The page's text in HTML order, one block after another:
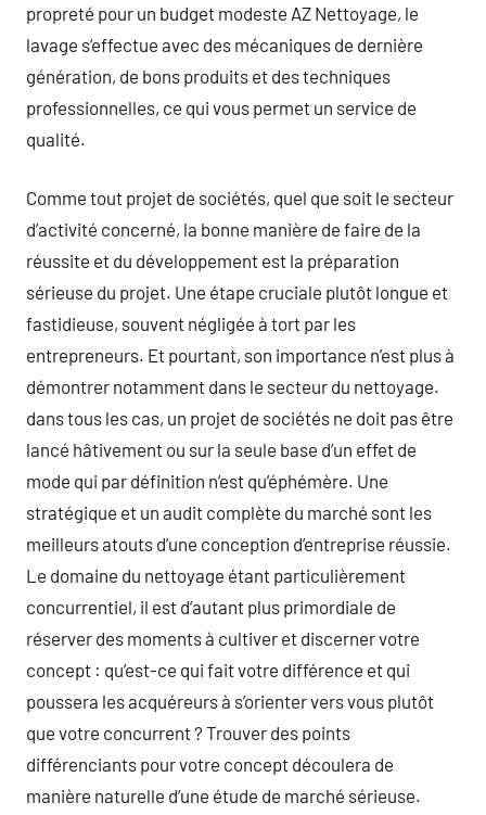
propreté pour un budget modeste AZ Nettoyage, le
lavage s’effectue avec des mécaniques de dernière
génération, de bons produits et des techniques
professionnelles, ce qui vous permet un service de
qualité.
Comme tout projet de sociétés, quel que soit le secteur
d’activité concerné, la bonne manière de faire de la
réussite et du développement est la préparation
sérieuse du projet. Une étape cruciale plutôt longue et
fastidieuse, souvent négligée à tort par les
entrepreneurs. Et pourtant, son importance n’est plus à
démontrer notamment dans le secteur du nettoyage.
dans tous les cas, un projet de sociétés ne doit pas être
lancé hâtivement ou sur la seule base d’un effet de
mode qui par définition n’est qu’éphémère. Une
stratégique et un audit complète du marché sont les
meilleurs atouts d’une conception d’entreprise réussie.
Le domaine du nettoyage étant particulièrement
concurrentiel, il est d’autant plus primordiale de
réserver des moments à cultiver et discerner votre
concept : qu’est-ce qui fait votre différence et qui
poussera les acquéreurs à s’orienter vers vous plutôt
que votre concurrent ? Trouver des points
différenciants pour votre concept découlera de
manière naturelle d’une étude de marché sérieuse.